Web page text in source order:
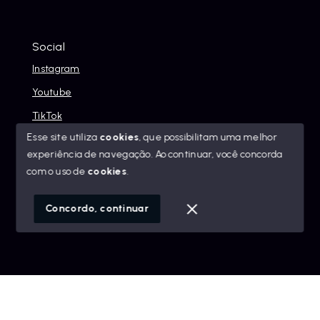
Social
Instagram
Youtube
TikTok
© Copyright 2026 - Alexandre Abreu Imóveis - Todos os
SITE PARA IMOBILIARIA
Esse site utiliza cookies, que possibilitam uma melhor
experiência de navegação.Ao continuar, você concorda
com o uso de cookies.
Concordo, continuar